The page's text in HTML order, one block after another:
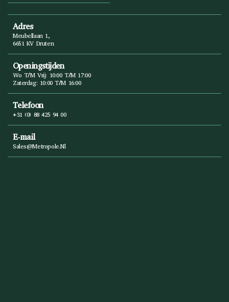
Adres
Meubellaan 1,
6651 KV Druten
Openingstijden
Wo T/m Vrij: 10:00 T/m 17:00
Zaterdag: 10:00 T/m 16:00
Telefoon
+31 (0) 88 425 94 00
E-mail
Sales@metropole.nl